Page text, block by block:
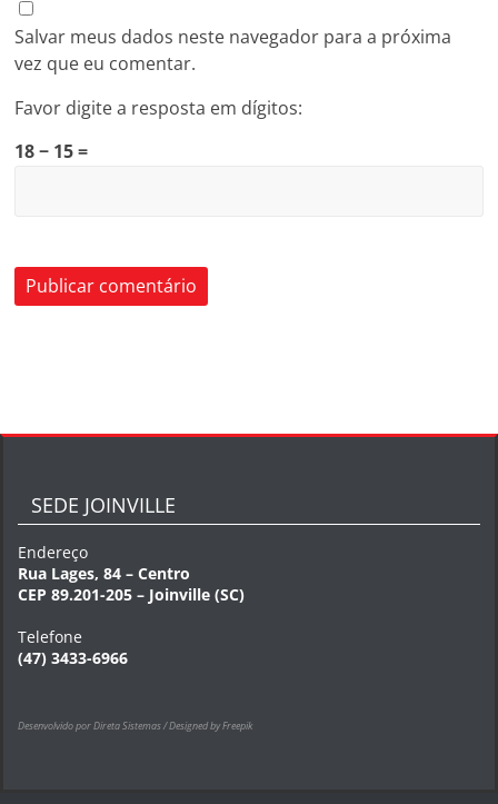
Salvar meus dados neste navegador para a próxima
vez que eu comentar.
Favor digite a resposta em dígitos:
18 − 15 =
SEDE JOINVILLE
Endereço
Rua Lages, 84 – Centro
CEP 89.201-205 – Joinville (SC)
Telefone
(47) 3433-6966
Desenvolvido por Direta Sistemas /Designed by Freepik